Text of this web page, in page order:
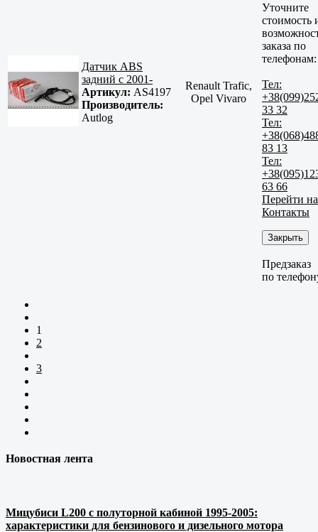
Датчик ABS
задний с 2001-
Артикул: AS4197
Производитель:
Autlog
Renault Trafic,
Opel Vivaro
Уточните
стоимость
заказа по
телефонам:
Тел:
33 32
Тел:
83 13
Тел:
63 66
Перейти на
Контакты
Закрыть
Предзаказ
по
1
2
3
Новостная лента
Мицубиси L200 с полуторной кабиной 1995-2005:
характеристики для бензинового и дизельного мотора